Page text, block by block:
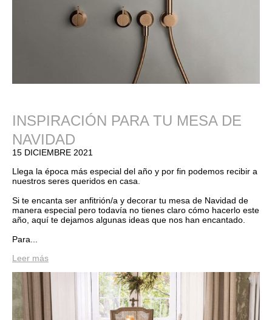
INSPIRACIÓN PARA TU MESA DE
NAVIDAD
15 DICIEMBRE 2021
Llega la época más especial del año y por fin podemos recibir a
nuestros seres queridos en casa.
Si te encanta ser anfitrión/a y decorar tu mesa de Navidad de
manera especial pero todavía no tienes claro cómo hacerlo este
año, aquí te dejamos algunas ideas que nos han encantado.
Para...
Leer más